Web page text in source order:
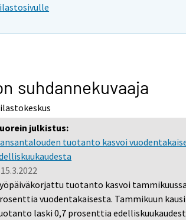
suhdannekuvaaja
julkistus:
tuotanto kasvoi
15.3.2022
tuotanto kasvoi tammikuussa
vuodentakaisesta. Tammikuun
laski 0,7 prosenttia